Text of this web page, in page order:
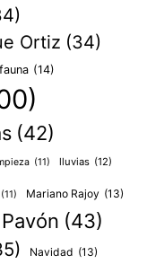
Ortiz (34)
(14)
(42)
(11) lluvias (12)
(11) Mariano Rajoy (13)
(43)
Navidad (13)